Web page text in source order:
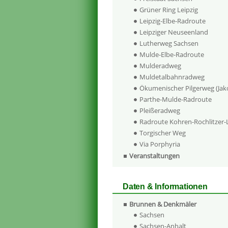
Grüner Ring Leipzig
Leipzig-Elbe-Radroute
Leipziger Neuseenland
Lutherweg Sachsen
Mulde-Elbe-Radroute
Mulderadweg
Muldetalbahnradweg
Ökumenischer Pilgerweg
Parthe-Mulde-Radroute
Pleißeradweg
Radroute Kohren-Rochlitzer-
Torgischer Weg
Via Porphyria
Veranstaltungen
Daten & Informationen
Brunnen & Denkmäler
Sachsen
Sachsen-Anhalt